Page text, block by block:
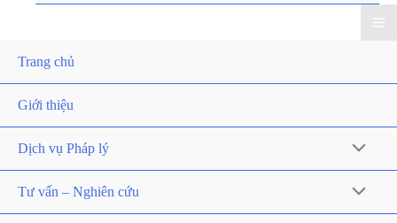
Trang chủ
Giới thiệu
Dịch vụ Pháp lý
Tư vấn – Nghiên cứu